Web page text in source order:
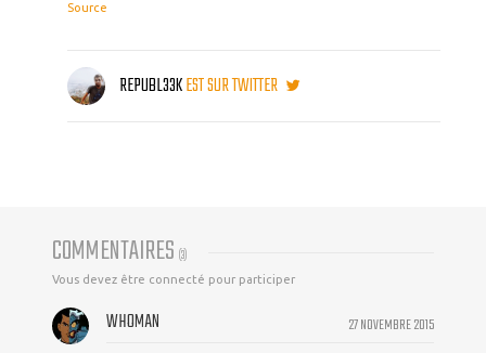
Source
REPUBL33KEST SUR TWITTER
COMMENTAIRES (3)
Vous devez être connecté pour participer
27 NOVEMBRE 2015
WHOMAN